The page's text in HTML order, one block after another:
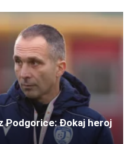
Podgorice: Đokaj heroj